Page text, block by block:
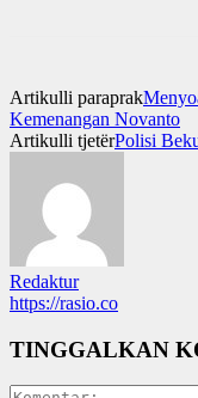
Artikulli paraprak
Kemenangan Novanto
Artikulli tjetërPolisi
Redaktur
https://rasio.co
TINGGALKAN